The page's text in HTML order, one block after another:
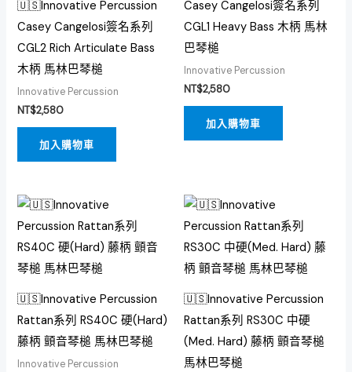
🇺🇸Innovative Percussion
Casey Cangelosi簽名系列
CGL2 Rich Articulate Bass
木柄 馬林巴琴槌
Innovative Percussion
NT$2,580
加入購物車
Casey Cangelosi簽名系列
CGL1 Heavy Bass 木柄 馬林
巴琴槌
Innovative Percussion
NT$2,580
加入購物車
🇺🇸Innovative Percussion
Rattan系列 RS40C 硬(Hard)
藤柄 顫音琴槌 馬林巴琴槌
Innovative Percussion
🇺🇸Innovative Percussion
Rattan系列 RS30C 中硬
(Med. Hard) 藤柄 顫音琴槌
馬林巴琴槌